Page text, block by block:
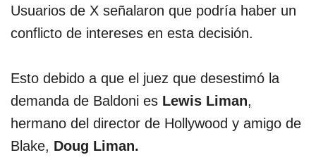
Usuarios de X señalaron que podría haber un
conflicto de intereses en esta decisión.
Esto debido a que el juez que desestimó la
demanda de Baldoni es Lewis Liman,
hermano del director de Hollywood y amigo de
Blake, Doug Liman.